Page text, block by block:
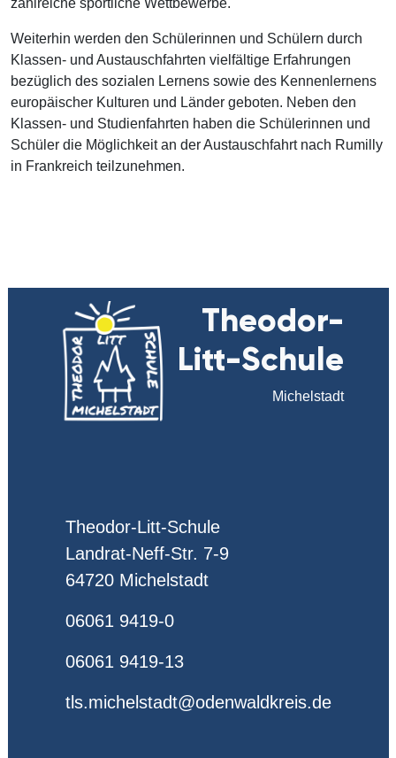
Weiterhin werden den Schülerinnen und Schülern durch
Klassen- und Austauschfahrten vielfältige Erfahrungen
bezüglich des sozialen Lernens sowie des Kennenlernens
europäischer Kulturen und Länder geboten. Neben den
Klassen- und Studienfahrten haben die Schülerinnen und
Schüler die Möglichkeit an der Austauschfahrt nach Rumilly
in Frankreich teilzunehmen.
Theodor-
Litt-Schule
Michelstadt
Theodor-Litt-Schule
Landrat-Neff-Str. 7-9
64720 Michelstadt
06061 9419-0
06061 9419-13
tls.michelstadt@odenwaldkreis.de